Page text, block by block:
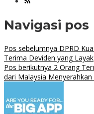
Navigasi pos
Pos sebelumnya DPRD
Terima Deviden yang Layak
Pos berikutnya 2 Orang
dari Malaysia